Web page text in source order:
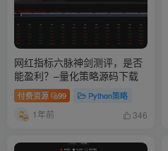
网红指标六脉神剑测评，是否
能盈利？–量化策略源码下载
付费资源 99 Python策略
1年前 346